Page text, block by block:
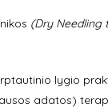
(Dry Needling
lygio
adatos)